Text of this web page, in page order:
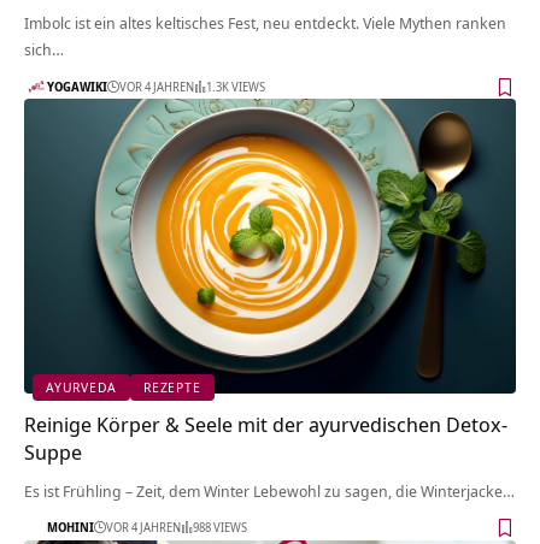
Imbolc ist ein altes keltisches Fest, neu entdeckt. Viele Mythen ranken
sich…
YOGAWIKI VOR 4 JAHREN 1.3K VIEWS
AYURVEDA REZEPTE
Reinige Körper & Seele mit der ayurvedischen Detox-
Suppe
Es ist Frühling – Zeit, dem Winter Lebewohl zu sagen, die Winterjacke…
MOHINI VOR 4 JAHREN 988 VIEWS